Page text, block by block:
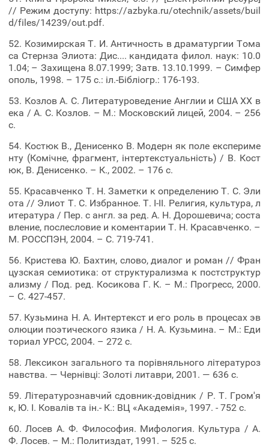
// Режим доступу: https://azbyka.ru/otechnik/assets/buil
d/files/14239/out.pdf.
52. Козимирская Т. И. Античность в драматургии Тома
са Стернза Элиота: Дис.... кандидата филол. наук: 10.0
1.04; – Захищена 8.07.1999; Затв. 13.10.1999. – Симфер
ополь, 1998. – 175 с.: іл.-Бібліогр.: 176-193.
53. Козлов А. С. Литературоведение Англии и США ХХ в
ека / А. С. Козлов. – М.: Московский лицей, 2004. – 256
с.
54. Костюк В., Денисенко В. Модерн як поле експериме
нту (Комічне, фрагмент, інтертекстуальність) / В. Кост
юк, В. Денисенко. – К., 2002. – 176 с.
55. Красавченко Т. Н. Заметки к определению Т. С. Эли
ота // Элиот Т. С. Избранное. Т. I-II. Религия, культура, л
итература / Пер. с англ. за ред. А. Н. Дорошевича; соста
вление, послесловие и коментарии Т. Н. Красавченко. –
М. РОССПЭН, 2004. – С. 719-741.
56. Кристева Ю. Бахтин, слово, диалог и роман // Фран
цузская семиотика: от структурализма к постструктур
ализму / Под. ред. Косикова Г. К. – М.: Прогресс, 2000.
– С. 427-457.
57. Кузьмина Н. А. Интертекст и его роль в процесах эв
олюции поэтического язика / Н. А. Кузьмина. – М.: Еди
ториал УРСС, 2004. – 272 с.
58. Лексикон загального та порівняльного літературоз
навства. — Чернівці: Золоті литаври, 2001. — 636 с.
59. Літературознавчий сдовник-довідник / Р. Т. Гром'я
к, Ю. І. Ковалів та ін.- К.: ВЦ «Академія», 1997. - 752 с.
60. Лосев А. Ф. Философия. Мифология. Культура / А.
Ф. Лосев. – М.: Политиздат, 1991. – 525 с.